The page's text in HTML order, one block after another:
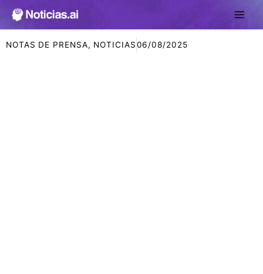
NOTAS DE PRENSA, NOTICIAS06/08/2025